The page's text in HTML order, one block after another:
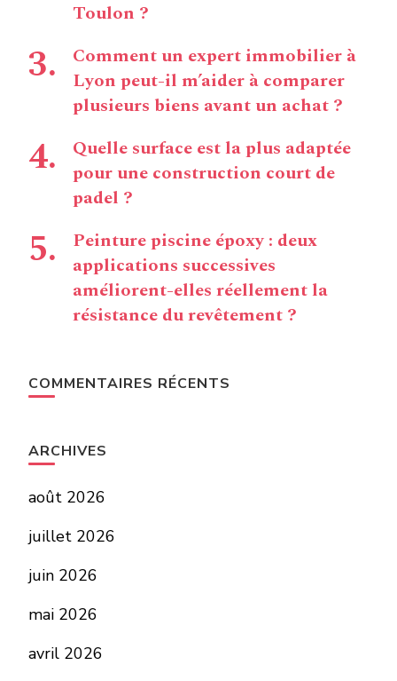
Toulon ?
Comment un expert immobilier à
Lyon peut-il m’aider à comparer
plusieurs biens avant un achat ?
Quelle surface est la plus adaptée
pour une construction court de
padel ?
Peinture piscine époxy : deux
applications successives
améliorent-elles réellement la
résistance du revêtement ?
COMMENTAIRES RÉCENTS
ARCHIVES
août 2026
juillet 2026
juin 2026
mai 2026
avril 2026